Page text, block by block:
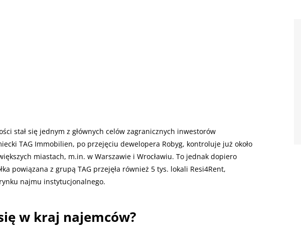
stał się jednym z głównych celów zagranicznych inwestorów
TAG Immobilien, po przejęciu dewelopera Robyg, kontroluje już około
miastach, m.in. w Warszawie i Wrocławiu. To jednak dopiero
powiązana z grupą TAG przejęła również 5 tys. lokali Resi4Rent,
najmu instytucjonalnego.
w kraj najemców?